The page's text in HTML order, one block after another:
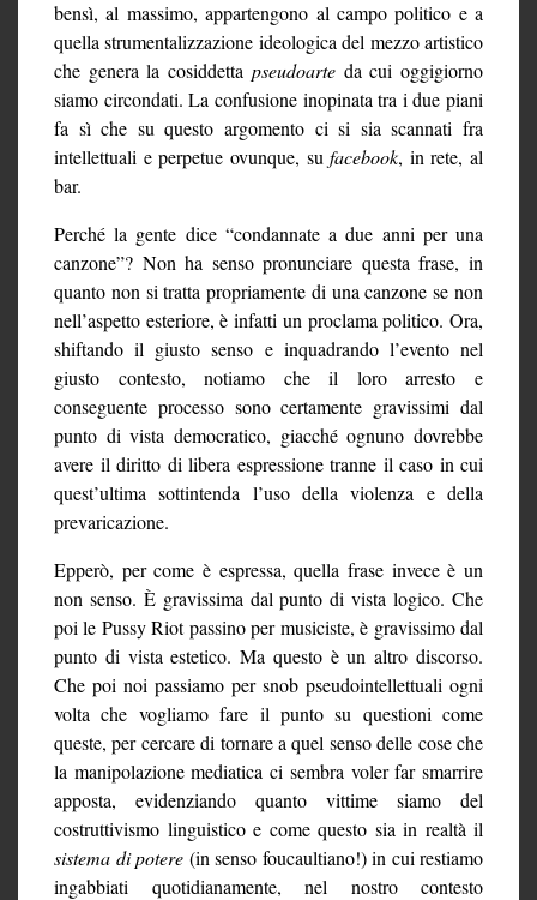
bensì, al massimo, appartengono al campo politico e a
quella strumentalizzazione ideologica del mezzo artistico
che genera la cosiddetta pseudoarteda cui oggigiorno
siamo circondati. La confusione inopinata tra i due piani
fa sì che su questo argomento ci si sia scannati fra
intellettuali e perpetue ovunque, sufacebook, in rete, al
bar.
Perché la gente dice “condannate a due anni per una
canzone”? Non ha senso pronunciare questa frase, in
quanto non si tratta propriamente di una canzone se non
nell’aspetto esteriore, è infatti un proclama politico. Ora,
shiftando il giusto senso e inquadrando l’evento nel
giusto contesto, notiamo che il loro arresto e
conseguente processo sono certamente gravissimi dal
punto di vista democratico, giacché ognuno dovrebbe
avere il diritto di libera espressione tranne il caso in cui
quest’ultima sottintenda l’uso della violenza e della
prevaricazione.
Epperò, per come è espressa, quella frase invece è un
non senso. È gravissima dal punto di vista logico. Che
poi le Pussy Riot passino per musiciste, è gravissimo dal
punto di vista estetico. Ma questo è un altro discorso.
Che poi noi passiamo per snob pseudointellettuali ogni
volta che vogliamo fare il punto su questioni come
queste, per cercare di tornare a quel senso delle cose che
la manipolazione mediatica ci sembra voler far smarrire
apposta, evidenziando quanto vittime siamo del
costruttivismo linguistico e come questo sia in realtà il
sistema di potere (in senso foucaultiano!) in cui restiamo
ingabbiati quotidianamente, nel nostro contesto